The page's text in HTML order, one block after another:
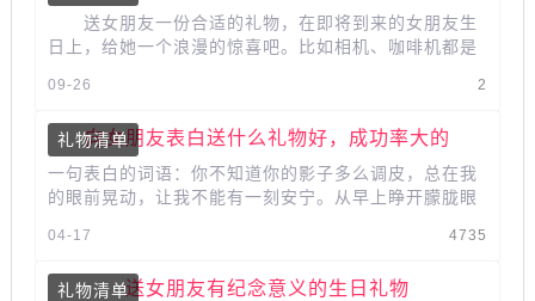
送女朋友一份合适的礼物，在即将到来的女朋友生
日上，给她一个浪漫的惊喜吧。比如相机、咖啡机都是
2
09-26
礼物清单
向女朋友表白送什么礼物好，成功率大的
一句表白的词语：你不知道你的影子多么调皮，总在我
的眼前晃动，让我不能有一刻安宁。从早上睁开朦胧眼
4735
04-17
礼物清单送女朋友有纪念意义的生日礼物